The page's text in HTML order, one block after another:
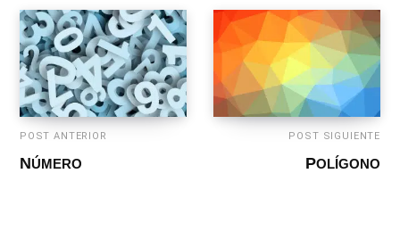
POST ANTERIOR
NÚMERO
POST SIGUIENTE
POLÍGONO